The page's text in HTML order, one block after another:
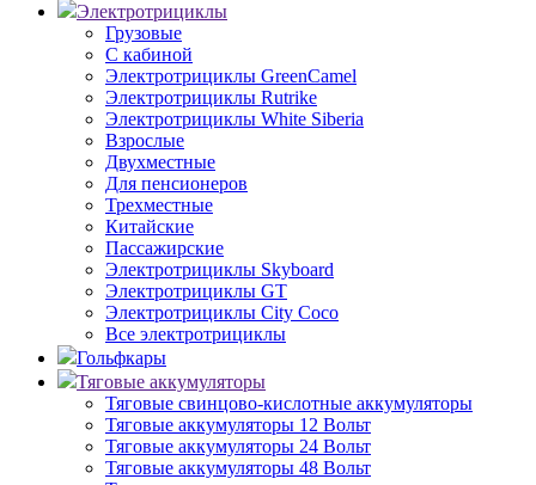
Электротрициклы
Грузовые
С кабиной
Электротрициклы GreenCamel
Электротрициклы Rutrike
Электротрициклы White Siberia
Взрослые
Двухместные
Для пенсионеров
Трехместные
Китайские
Пассажирские
Электротрициклы Skyboard
Электротрициклы GT
Электротрициклы City Coco
Все электротрициклы
Гольфкары
Тяговые аккумуляторы
Тяговые свинцово-кислотные аккумуляторы
Тяговые аккумуляторы 12 Вольт
Тяговые аккумуляторы 24 Вольт
Тяговые аккумуляторы 48 Вольт